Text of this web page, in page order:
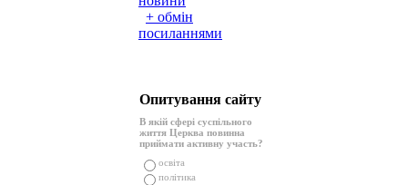
+ обмін
посиланнями
Опитування сайту
В якій сфері суспільного
життя Церква повинна
приймати активну участь?
освіта
політика